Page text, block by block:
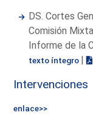
DS. Cortes
Comisión
Informe de la
texto íntegro |
Intervenciones
enlace>>